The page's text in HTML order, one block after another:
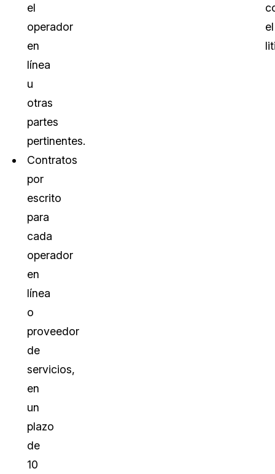
el
operador
en
línea
u
otras
partes
pertinentes.
Contratos
por
escrito
para
cada
operador
en
línea
o
proveedor
de
servicios,
en
un
plazo
de
10
el